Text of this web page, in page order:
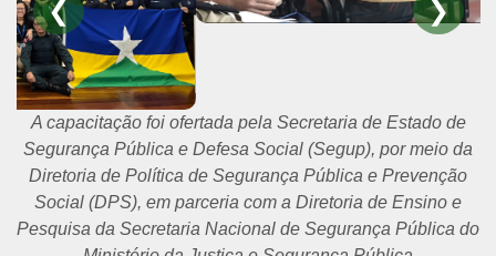
❮ ❯
A capacitação foi ofertada pela Secretaria de Estado de
Segurança Pública e Defesa Social (Segup), por meio da
Diretoria de Política de Segurança Pública e Prevenção
Social (DPS), em parceria com a Diretoria de Ensino e
Pesquisa da Secretaria Nacional de Segurança Pública do